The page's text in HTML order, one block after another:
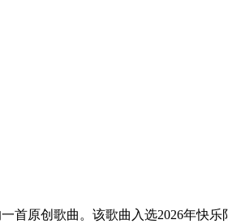
首原创歌曲。该歌曲入选2026年快